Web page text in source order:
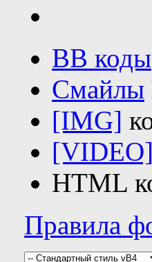
BB коды
Смайлы
[IMG]
[VIDEO]
HTML
Правила